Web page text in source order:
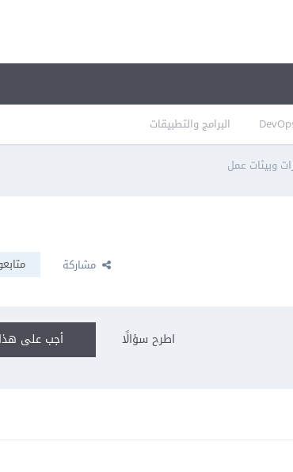
البرامج والتطبيقات
وبيئات عمل
مشاركة
أجب على اطرح سؤالًا